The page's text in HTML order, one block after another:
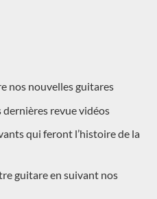
ATTENDUES SOUS
VENTE
nos nouvelles guitares
dernières revue vidéos
qui feront l’histoire de la
guitare en suivant nos